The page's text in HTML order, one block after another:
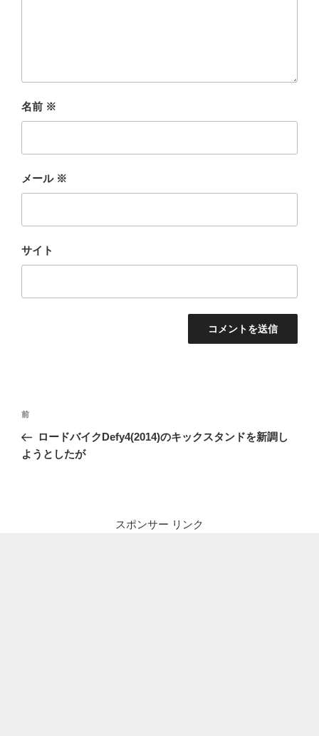
名前 ※
メール ※
サイト
投
ナ
前
の
投
前
ロードバイクDefy4(2014)のキックスタンドを新調し
ようとしたが
スポンサー リンク